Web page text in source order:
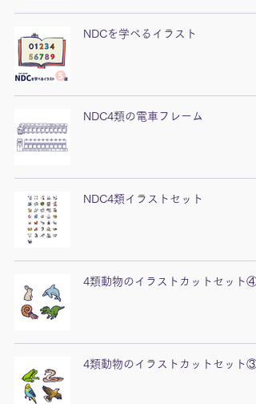
NDCを学べるイラスト
NDC4類の電車フレーム
NDC4類イラストセット
4類動物のイラストカットセット④
4類動物のイラストカットセット③